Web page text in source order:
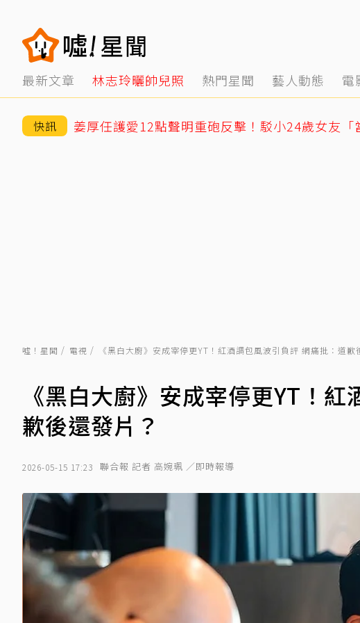
最新文章 林志玲曬帥兒照 熱門星聞 藝人動態 電
快訊
噓！星聞 電視 《黑白大廚》安成宰停更YT！紅酒調包風波引負評 網痛批：道歉
《黑白大廚》安成宰停更YT！
歉後還發片？
2026-05-15 17:23 聯合報 記者 高婉珮 ／即時報導